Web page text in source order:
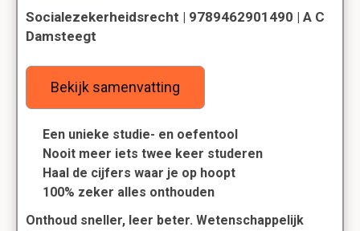
Socialezekerheidsrecht | 9789462901490 | A C
Damsteegt
Bekijk samenvatting
Een unieke studie- en oefentool
Nooit meer iets twee keer studeren
Haal de cijfers waar je op hoopt
100% zeker alles onthouden
Onthoud sneller, leer beter. Wetenschappelijk